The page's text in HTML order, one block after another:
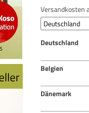
Versandkosten
Deutschland
Belgien
Dänemark